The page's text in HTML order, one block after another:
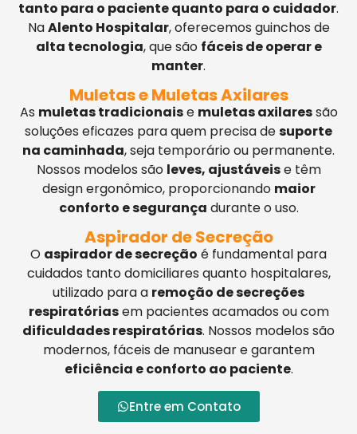
tanto para o paciente quanto para o cuidador.
NaAlento Hospitalar, oferecemos guinchos de
alta tecnologia, que são fáceis de operar e
manter.
Muletas e Muletas Axilares
As muletas tradicionaise muletas axilaressão
soluções eficazes para quem precisa desuporte
na caminhada, seja temporário ou permanente.
Nossos modelos são leves, ajustáveise têm
design ergonômico, proporcionando maior
conforto e segurança durante o uso.
Aspirador de Secreção
O aspirador de secreção é fundamental para
cuidados tanto domiciliares quanto hospitalares,
utilizado para a remoção de secreções
respiratóriasem pacientes acamados ou com
dificuldades respiratórias. Nossos modelos são
modernos, fáceis de manusear e garantem
eficiência e conforto ao paciente.
Entre em Contato